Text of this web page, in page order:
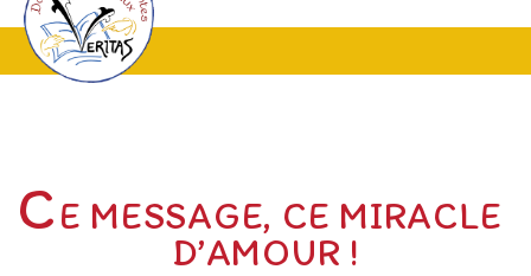
BOUTIQUE
CE MESSAGE, CE MIRACLE
D’AMOUR !